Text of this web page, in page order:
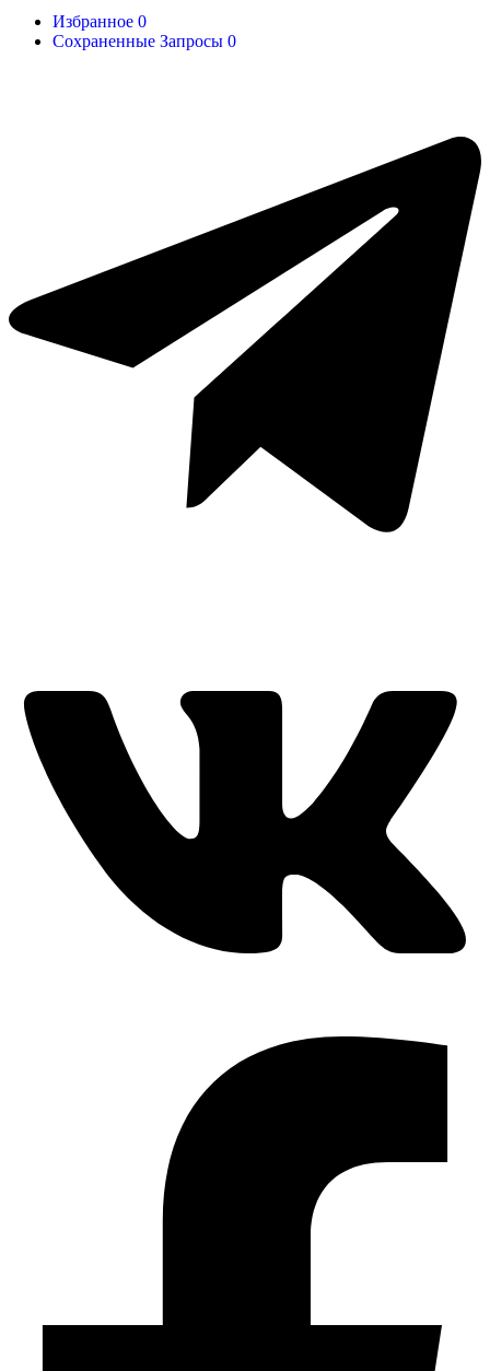
Избранное 0
Сохраненные Запросы 0